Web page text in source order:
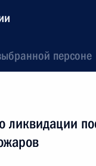
персоне
ликвидации